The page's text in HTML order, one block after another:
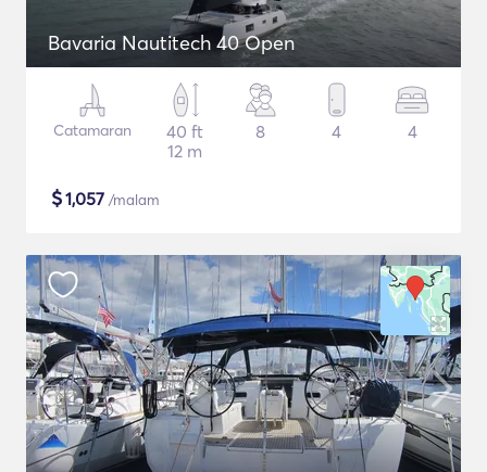
Bavaria Nautitech 40 Open
Catamaran
40 ft
12 m
8 4 4
$1,057 /malam